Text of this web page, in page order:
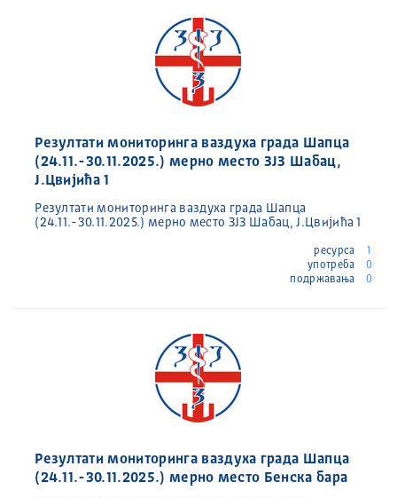
Резултати мониторинга ваздуха града Шапца
(24.11.-30.11.2025.) мерно место ЗЈЗ Шабац,
Ј.Цвијића 1
Резултати мониторинга ваздуха града Шапца
(24.11.-30.11.2025.) мерно место ЗЈЗ Шабац, Ј.Цвијића 1
ресурса
1
употреба
0
подржавања
0
Резултати мониторинга ваздуха града Шапца
(24.11.-30.11.2025.) мерно место Бенска бара